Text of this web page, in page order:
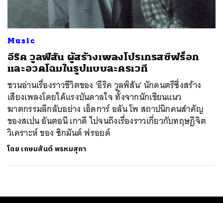
Music
อีริค วูลฟ์สัน ผู้สร้างเพลงโปรเกรสซีฟร็อก
และอวดโฉมในรูปแบบละครเวที
ชวนอ่านเรื่องราวชีวิตของ 'อีริค วูลฟ์สัน' นักดนตรีซึ่งสร้าง
เสียงเพลงโดยได้แรงบันดาลใจ ทั้งจากนักเขียนแนว
ฆาตกรรมลึกลับอย่าง เอ็ดการ์ อลัน โพ สถาปนิกคนสำคัญ
ของสเปน อันตอนี เกาดี ไปจนถึงเรื่องราวเกี่ยวกับทฤษฎีจิต
วิเคราะห์ ของ ซิกมันด์ ฟรอยด์
โดย เกษมสันต์ พรหมสุภา
SHARE TWEET LINE EMAIL